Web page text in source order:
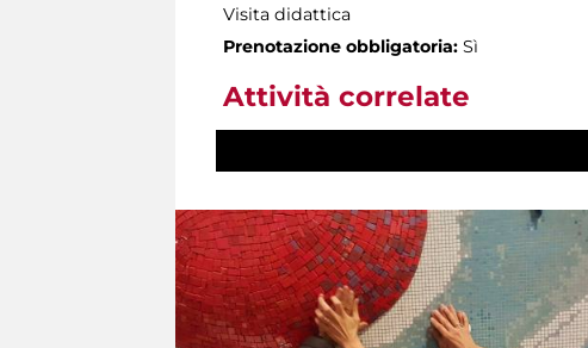
Visita didattica
Prenotazione obbligatoria: Sì
Attività correlate